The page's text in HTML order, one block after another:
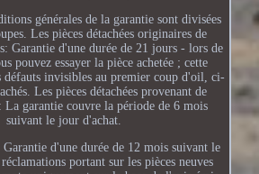
générales de la garantie sont divisées
Les pièces détachées originaires de
Garantie d'une durée de 21 jours - lors de
pouvez essayer la pièce achetée ; cette
défauts invisibles au premier coup d'oil, ci-
Les pièces détachées provenant de
La garantie couvre la période de 6 mois
suivant le jour d'achat.
Garantie d'une durée de 12 mois suivant le
portant sur les pièces neuves